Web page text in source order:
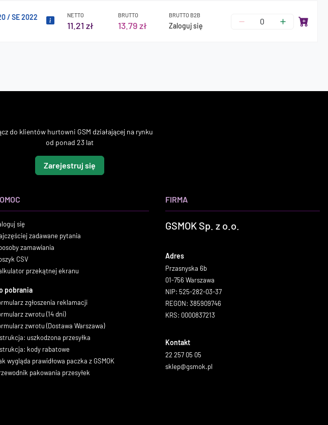
/ SE 2022
NETTO
11.21 zł
BRUTTO
13.79 zł
BRUTTO B2B
Zaloguj się
do klientów hurtowni GSM działającej na rynku
od ponad 23 lat
Zarejestruj się
się
zadawane pytania
zamawiania
CSV
przekątnej ekranu
pobrania
zgłoszenia reklamacji
zwrotu (14 dni)
zwrotu (Dostawa Warszawa)
uszkodzona przesyłka
kody rabatowe
wygląda prawidłowa paczka z GSMOK
pakowania przesyłek
FIRMA
GSMOK Sp. z o.o.
Adres
Przasnyska 6b
01-756 Warszawa
NIP: 525-282-03-37
REGON: 385909746
KRS: 0000837213
Kontakt
22 257 05 05
sklep@gsmok.pl